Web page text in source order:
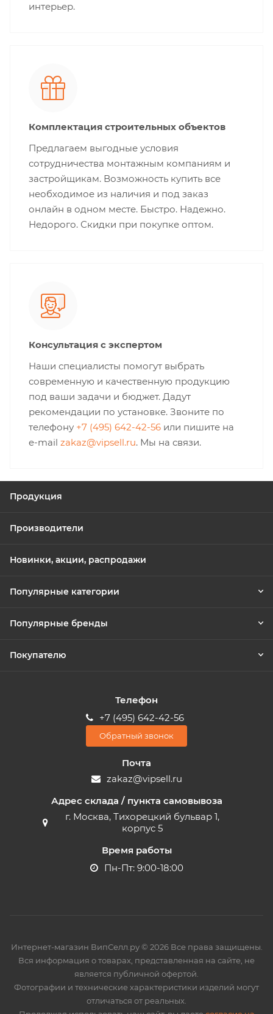
интерьер.
Комплектация строительных объектов
Предлагаем выгодные условия
сотрудничества монтажным компаниям и
застройщикам. Возможность купить все
необходимое из наличия и под заказ
онлайн в одном месте. Быстро. Надежно.
Недорого. Скидки при покупке оптом.
Консультация с экспертом
Наши специалисты помогут выбрать
современную и качественную продукцию
под ваши задачи и бюджет. Дадут
рекомендации по установке. Звоните по
телефону +7 (495) 642-42-56 или пишите на
e-mail zakaz@vipsell.ru. Мы на связи.
Продукция
Производители
Новинки, акции, распродажи
Популярные категории
Популярные бренды
Покупателю
Телефон
+7 (495) 642-42-56
Обратный звонок
Почта
zakaz@vipsell.ru
Адрес склада / пункта самовывоза
г. Москва, Тихорецкий бульвар 1,
корпус 5
Время работы
Пн-Пт: 9:00-18:00
Интернет-магазин ВипСелл.ру © 2026 Все права защищены.
Вся информация о товарах, представленная на сайте, не
является публичной офертой.
Фотографии и технические характеристики изделий могут
отличаться от реальных.